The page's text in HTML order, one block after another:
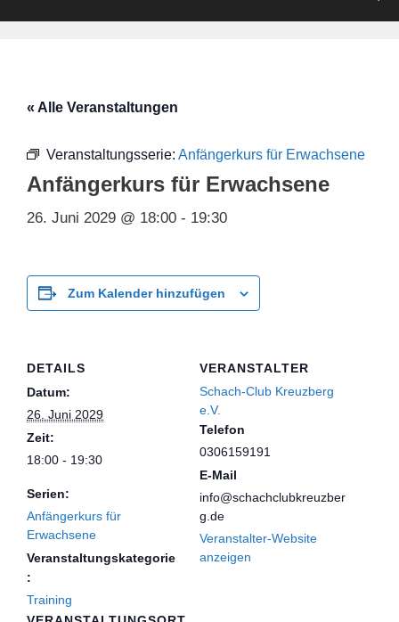
« Alle Veranstaltungen
Veranstaltungsserie: Anfängerkurs für Erwachsene
Anfängerkurs für Erwachsene
26. Juni 2029 @ 18:00 - 19:30
Zum Kalender hinzufügen
DETAILS
Datum:
26. Juni 2029
Zeit:
18:00 - 19:30
Serien:
Anfängerkurs für
Erwachsene
Veranstaltungskategorie
:
Training
VERANSTALTER
Schach-Club Kreuzberg
e.V.
Telefon
0306159191
E-Mail
info@schachclubkreuzber
g.de
Veranstalter-Website
anzeigen